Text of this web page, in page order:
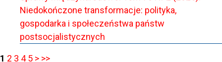
Niedokończone transformacje: polityka,
gospodarka i społeczeństwa państw
postsocjalistycznych
1 2 3 4 5 > >>